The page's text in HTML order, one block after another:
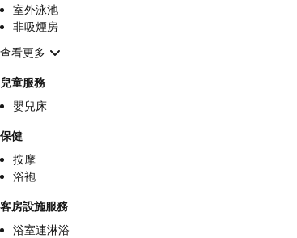
室外泳池
非吸煙房
查看更多
兒童服務
嬰兒床
保健
按摩
浴袍
客房設施服務
浴室連淋浴